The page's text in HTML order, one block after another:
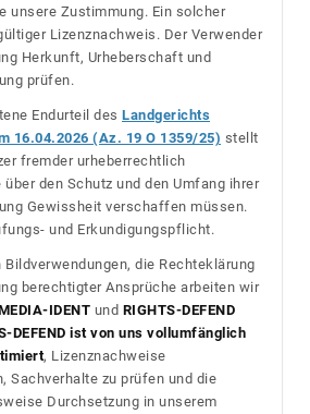
unsere Zustimmung. Ein solcher
Lizenznachweis. Der Verwender
Herkunft, Urheberschaft und
prüfen.
Endurteil des Landgerichts
16.04.2026 (Az. 19 O 1359/25) stellt
fremder urheberrechtlich
den Schutz und den Umfang ihrer
Gewissheit verschaffen müssen.
und Erkundigungspflicht.
Bildverwendungen, die Rechteklärung
berechtigter Ansprüche arbeiten wir
IDENT und RIGHTS-DEFEND
DEFEND ist von uns vollumfänglich
, Lizenznachweise
Sachverhalte zu prüfen und die
Durchsetzung in unserem